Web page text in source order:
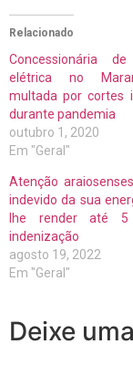
Relacionado
Concessionária
elétrica no
multada por cortes
durante pandemia
outubro 1, 2020
Em "Geral"
Atenção
indevido da sua
lhe render até
indenização
agosto 19, 2022
Em "Geral"
Deixe